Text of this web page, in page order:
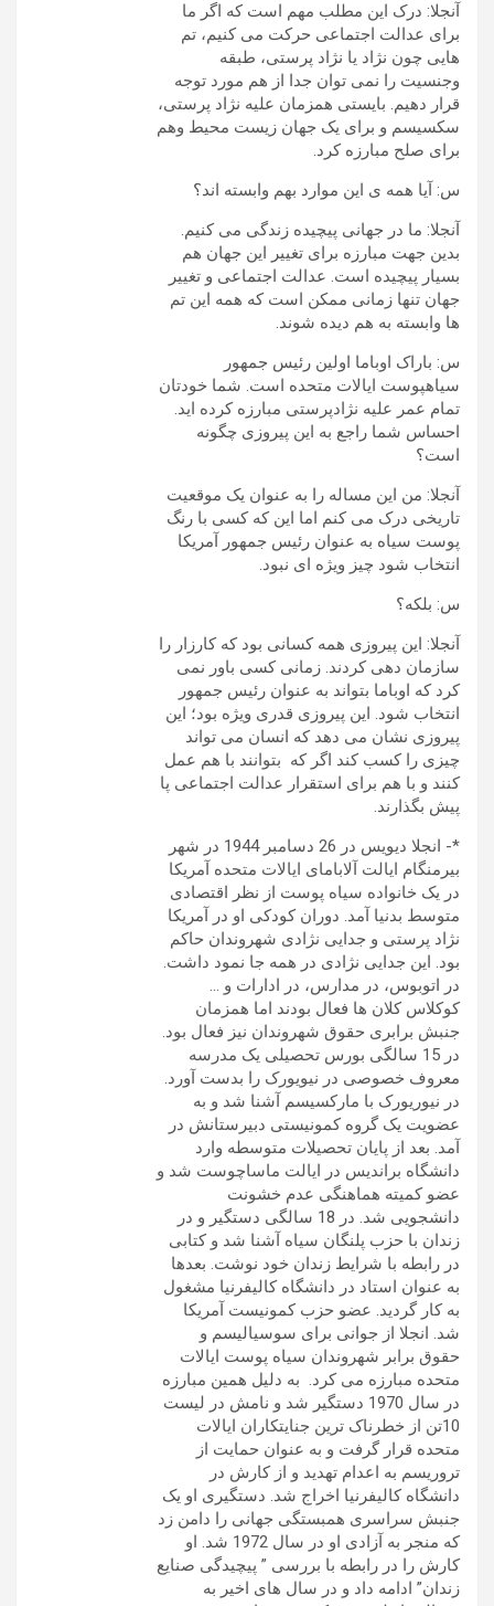
آنجلا: درک این مطلب مهم است که اگر ما
برای عدالت اجتماعی حرکت می کنیم، تم
هایی چون نژاد یا نژاد پرستی، طبقه
وجنسیت را نمی توان جدا از هم مورد توجه
قرار دهیم. بایستی همزمان علیه نژاد پرستی،
سکسیسم و برای یک جهان زیست محیط وهم
برای صلح مبارزه کرد.
س: آیا همه ی این موارد بهم وابسته اند؟
آنجلا: ما در جهانی پیچیده زندگی می کنیم.
بدین جهت مبارزه برای تغییر این جهان هم
بسیار پیچیده است. عدالت اجتماعی و تغییر
جهان تنها زمانی ممکن است که همه این تم
ها وابسته به هم دیده شوند.
س: باراک اوباما اولین رئیس جمهور
سیاهپوست ایالات متحده است. شما خودتان
تمام عمر علیه نژادپرستی مبارزه کرده اید.
احساس شما راجع به این پیروزی چگونه
است؟
آنجلا: من این مساله را به عنوان یک موقعیت
تاریخی درک می کنم اما این که کسی با رنگ
پوست سیاه به عنوان رئیس جمهور آمریکا
انتخاب شود چیز ویژه ای نبود.
س: بلکه؟
آنجلا: این پیروزی همه کسانی بود که کارزار را
سازمان دهی کردند. زمانی کسی باور نمی
کرد که اوباما بتواند به عنوان رئیس جمهور
انتخاب شود. این پیروزی قدری ویژه بود؛ این
پیروزی نشان می دهد که انسان می تواند
چیزی را کسب کند اگر که بتوانند با هم عمل
کنند و با هم برای استقرار عدالت اجتماعی پا
پیش بگذارند.
*- انجلا دیویس در 26 دسامبر 1944 در شهر
بیرمنگام ایالت آلابامای ایالات متحده آمریکا
در یک خانواده سیاه پوست از نظر اقتصادی
متوسط بدنیا آمد. دوران کودکی او در آمریکا
نژاد پرستی و جدایی نژادی شهروندان حاکم
بود. این جدایی نژادی در همه جا نمود داشت.
در اتوبوس، در مدارس، در ادارات و …
کوکلاس کلان ها فعال بودند اما همزمان
جنبش برابری حقوق شهروندان نیز فعال بود.
در 15 سالگی بورس تحصیلی یک مدرسه
معروف خصوصی در نیویورک را بدست آورد.
در نیوریورک با مارکسیسم آشنا شد و به
عضویت یک گروه کمونیستی دبیرستانش در
آمد. بعد از پایان تحصیلات متوسطه وارد
دانشگاه براندیس در ایالت ماساچوست شد و
عضو کمیته هماهنگی عدم خشونت
دانشجویی شد. در 18 سالگی دستگیر و در
زندان با حزب پلنگان سیاه آشنا شد و کتابی
در رابطه با شرایط زندان خود نوشت. بعدها
به عنوان استاد در دانشگاه کالیفرنیا مشغول
به کار گردید. عضو حزب کمونیست آمریکا
شد. انجلا از جوانی برای سوسیالیسم و
حقوق برابر شهروندان سیاه پوست ایالات
متحده مبارزه می کرد. به دلیل همین مبارزه
در سال 1970 دستگیر شد و نامش در لیست
10تن از خطرناک ترین جنایتکاران ایالات
متحده قرار گرفت و به عنوان حمایت از
تروریسم به اعدام تهدید و از کارش در
دانشگاه کالیفرنیا اخراج شد. دستگیری او یک
جنبش سراسری همبستگی جهانی را دامن زد
که منجر به آزادی او در سال 1972 شد. او
کارش را در رابطه با بررسی ” پیچیدگی صنایع
زندان” ادامه داد و در سال های اخیر به